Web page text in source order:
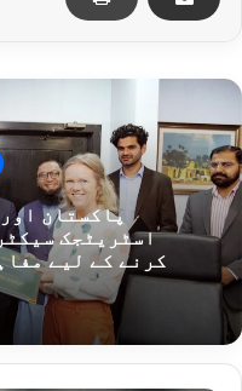
پاکستان
اسٹریٹجک
کرنے کے لیے